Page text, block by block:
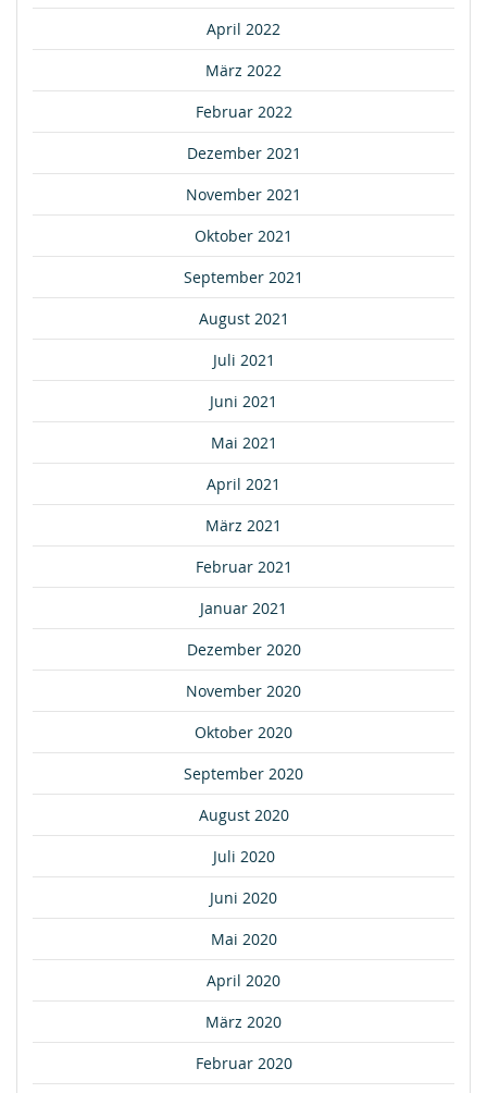
April 2022
März 2022
Februar 2022
Dezember 2021
November 2021
Oktober 2021
September 2021
August 2021
Juli 2021
Juni 2021
Mai 2021
April 2021
März 2021
Februar 2021
Januar 2021
Dezember 2020
November 2020
Oktober 2020
September 2020
August 2020
Juli 2020
Juni 2020
Mai 2020
April 2020
März 2020
Februar 2020